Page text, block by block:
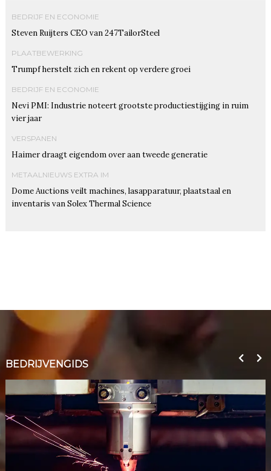
BEDRIJF EN ECONOMIE
Steven Ruijters CEO van 247TailorSteel
PLAATBEWERKING
Trumpf herstelt zich en rekent op verdere groei
BEDRIJF EN ECONOMIE
Nevi PMI: Industrie noteert grootste productiestijging in ruim
vier jaar
VERSPANEN
Haimer draagt eigendom over aan tweede generatie
METAALNIEUWS EXTRA IM
Dome Auctions veilt machines, lasapparatuur, plaatstaal en
inventaris van Solex Thermal Science
BEDRIJVENGIDS